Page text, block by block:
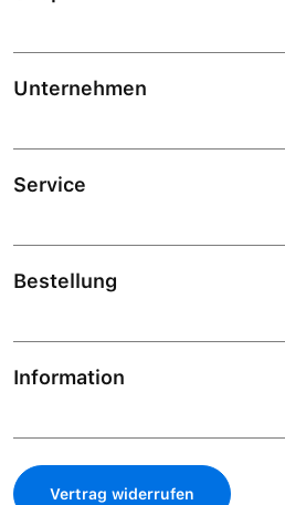
Unternehmen
Service
Bestellung
Information
Vertrag widerrufen